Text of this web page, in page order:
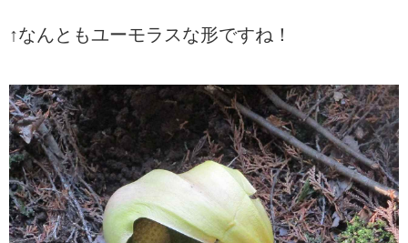
↑なんともユーモラスな形ですね！